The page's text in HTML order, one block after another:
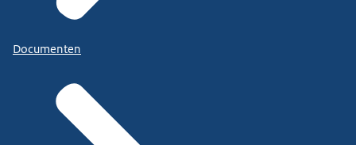
Documenten